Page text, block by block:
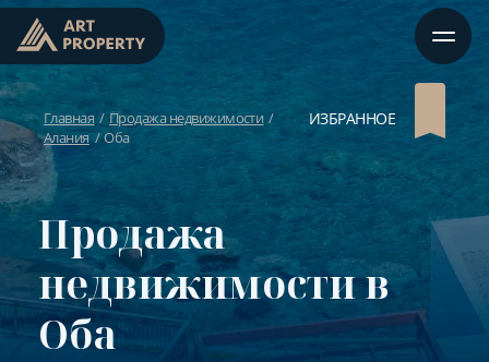
Главная
Продажа недвижимости
Алания
Оба
ИЗБРАННОЕ
Продажа
недвижимости в
Оба